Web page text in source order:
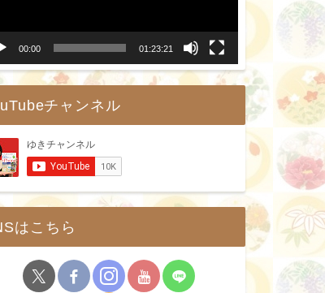
00:00 01:23:21
チャンネル
はこちら